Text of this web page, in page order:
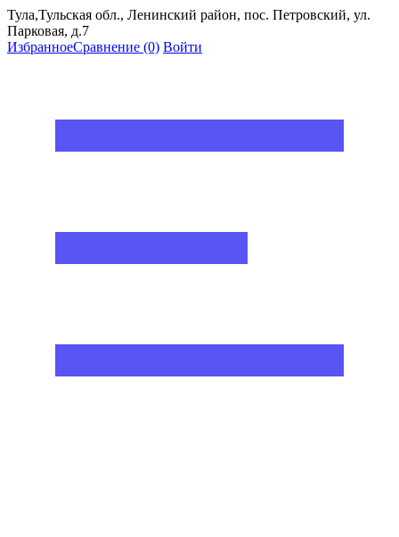
Тула,Тульская обл., Ленинский район, пос. Петровский, ул.
Парковая, д.7
ИзбранноеСравнение (0) Войти